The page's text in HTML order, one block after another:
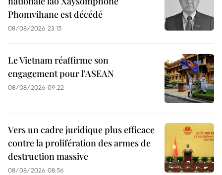
Phomvihane est décédé
08/08/2026 23:15
Le Vietnam réaffirme son
engagement pour l'ASEAN
08/08/2026 09:22
Vers un cadre juridique plus efficace
contre la prolifération des armes de
destruction massive
08/08/2026 08:56